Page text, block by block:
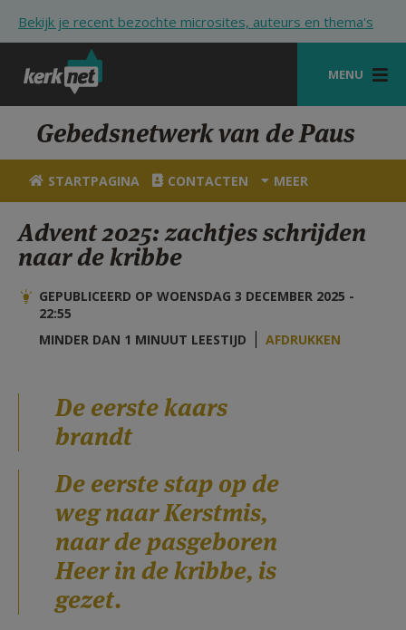
Bekijk je recent bezochte microsites, auteurs en thema's
MENU
STARTPAGINA
KERK
VIERINGEN
SHOP
HULP
STARTPAGINA PORTAAL
AANMELDEN OF REGISTREREN
Gebedsnetwerk van de Paus
STARTPAGINA CONTACTEN MEER
Advent 2025: zachtjes schrijden
naar de kribbe
GEPUBLICEERD OP WOENSDAG 3 DECEMBER 2025 -
22:55
MINDER DAN 1 MINUUT LEESTIJD
AFDRUKKEN
De eerste kaars
brandt
De eerste stap op de
weg naar Kerstmis,
naar de pasgeboren
Heer in de kribbe, is
gezet.